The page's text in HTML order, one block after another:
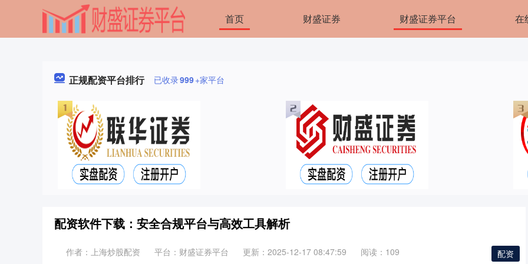
首页 财盛证券 财盛证券平台 在
正规配资平台排行 已收录999+家平台
配资软件下载：安全合规平台与高效工具解析
配资
作者：上海炒股配资 平台：财盛证券平台 更新：2025-12-17 08:47:59 阅读：109